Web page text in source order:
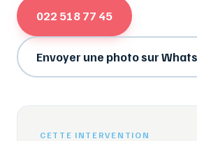
022 518 77 45
Envoyer une photo sur
CETTE INTERVENTION